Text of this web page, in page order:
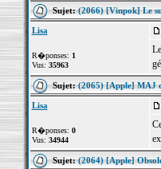
Sujet:(2066) [Vinpok] Le
Lisa
R�ponses: 1
Vus: 35963
Sujet:(2065) [Apple] MAJ
Lisa
R�ponses: 0
Vus: 34944
Sujet:(2064) [Apple]